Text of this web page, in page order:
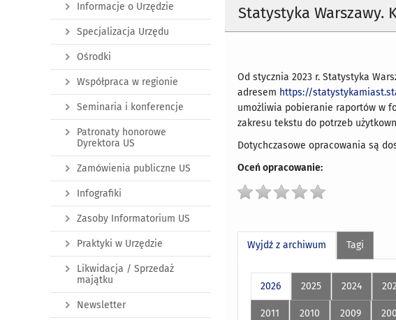
Statystyka Warszawy.
Od stycznia 2023 r. Statystyka
adresem https://
umożliwia pobieranie raportów w
zakresu tekstu do potrzeb
Dotychczasowe opracowania są
Oceń opracowanie:
Wyjdź z archiwum Tagi
2026 2025 2024
2011 2010 2009
Informacje o Urzędzie
Specjalizacja Urzędu
Ośrodki
Współpraca w regionie
Seminaria i konferencje
Patronaty honorowe
Dyrektora US
Zamówienia publiczne US
Infografiki
Zasoby Informatorium US
Praktyki w Urzędzie
Likwidacja / Sprzedaż
majątku
Newsletter